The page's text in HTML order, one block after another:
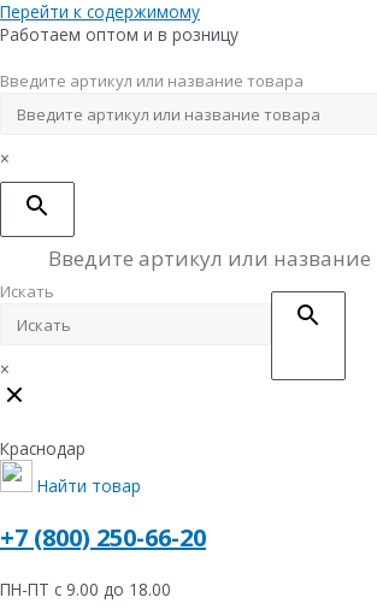
Перейти к содержимому
Работаем оптом и в розницу
Введите артикул или название товара
×
Искать
×
Краснодар
Найти товар
+7 (800) 250-66-20
ПН-ПТ с 9.00 до 18.00